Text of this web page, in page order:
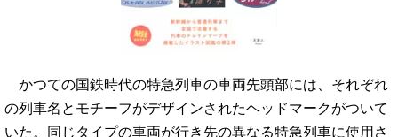
かつての国鉄時代の特急列車の車両先頭部には、それぞれ
の列車名とモチーフがデザインされたヘッドマークがついて
いた。同じタイプの車両が行き先の異なる特急列車に使用さ